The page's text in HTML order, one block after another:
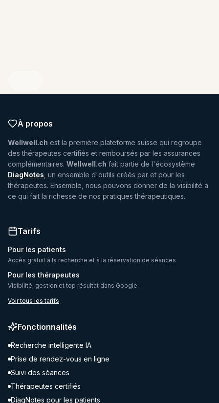
À propos
Wellwell.ch est la première plateforme suisse qui regroupe
des thérapeutes certifiés et remboursés par les assurances
complémentaires. Wellwell.ch fait partie de l'écosystème
DiagNotes , un ensemble d'outils créés par et pour les
thérapeutes. Ensemble, nous pouvons donner de la visibilité à
ce qui fait la richesse de nos pratiques thérapeutiques.
Tarifs
Pour les patients
Accès gratuit à la recherche et à la réservation de séances
Pour les thérapeutes
Visibilité, gestion et top résultat dans Google.
Voir tous les tarifs
Fonctionnalités
Recherche intelligente IA
Prise de rendez-vous en ligne
Suivi des séances
Thérapeutes certifiés
DiagNotes pour les patients